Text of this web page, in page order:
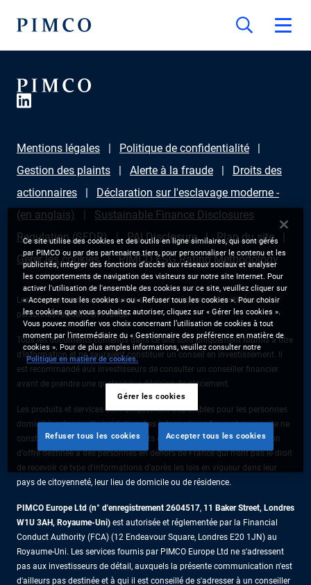
Mentions légales
Politique de confidentialité
Gestion des plaints
Alerte à la fraude
Droits des
actionnaires
Déclaration sur l'esclavage moderne -
(en anglais)
Sustainable Finance Disclosures
Regulation (SFDR)
PAI Disclosure
Plan du site
Gérer les cookies
PIMCO ESG Rating Methodology
Les informations fournies sur ce site sont uniquement destinées aux
personnes résidant en France.
Tous les documents contenus dans ce site sont uniquement fournis à titre
d’information et ne sauraient constituer un conseil en investissement. Il
est recommandé aux investisseurs de consulter un conseiller financier
avant de prendre une quelconque décision de placement.
Les produits et services sont uniquement disponibles pour les personnes
domiciliées dans cette juridiction. Les informations figurant sur ce site ne
constituent pas une offre de produits ou de services ni une sollicitation
d'offre destinée à des personnes en dehors de France qui n'ont pas le droit
de recevoir ce type d'informations d'après les lois en vigueur dans leur
pays de citoyenneté, leur lieu de domicile ou de résidence.
PIMCO Europe Ltd (n° d'enregistrement 2604517, 11 Baker Street, Londres
W1U 3AH, Royaume-Uni) est autorisée et réglementée par la Financial
Conduct Authority (FCA) (12 Endeavour Square, Londres E20 1JN) au
Royaume-Uni. Les services fournis par PIMCO Europe Ltd ne s'adressent
pas aux investisseurs de détail, auxquels la présente communication n'est
d'ailleurs pas destinée et à qui il est conseillé de s'adresser à un conseiller
Ce site utilise des cookies et des outils en ligne similaires, qui sont gérés
par PIMCO ou par des partenaires tiers, pour personnaliser le contenu et les
publicités, intégrer des fonctions d’accès aux réseaux sociaux et analyser
les comportements de navigation des visiteurs sur notre site Internet. Pour
activer l'utilisation de l'ensemble des cookies sur ce site, veuillez cliquer sur
« Accepter tous les cookies » ou « Refuser tous les cookies ». Pour choisir
les cookies que vous souhaitez autoriser, cliquez sur « Gérer les cookies ».
Vous pouvez modifier vos choix concernant l’utilisation de cookies à tout
moment par l’intermédiaire du « Gestionnaire des préférence en matière de
cookies ». Pour de plus amples informations, veuillez consulter notre
Politique en matière de cookies.
Gérer les cookies
Refuser tous les cookies Accepter tous les cookies